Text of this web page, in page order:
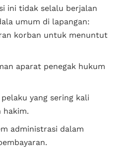
ini tidak selalu berjalan
umum di lapangan:
korban untuk menuntut
aparat penegak hukum
yang sering kali
hakim.
administrasi dalam